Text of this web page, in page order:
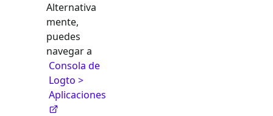
Alternativa
mente,
puedes
navegar a
Consola de
Logto >
Aplicaciones